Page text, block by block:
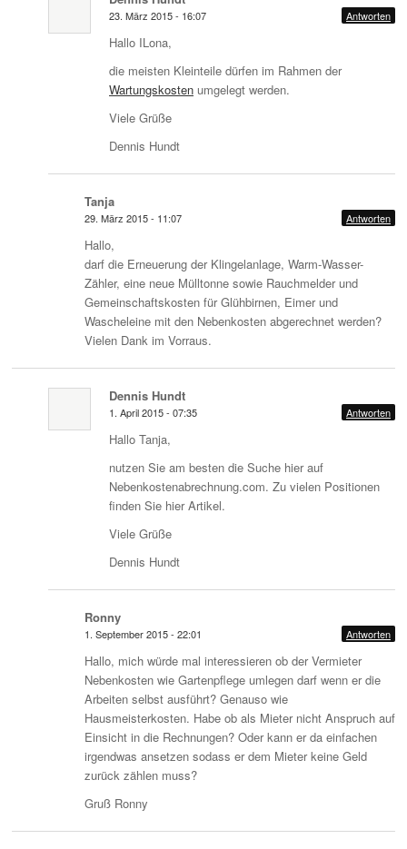
23. März 2015 - 16:07 Antworten
Hallo ILona,
die meisten Kleinteile dürfen im Rahmen der
Wartungskosten umgelegt werden.
Viele Grüße
Dennis Hundt
Tanja
29. März 2015 - 11:07 Antworten
Hallo,
darf die Erneuerung der Klingelanlage, Warm-Wasser-
Zähler, eine neue Mülltonne sowie Rauchmelder und
Gemeinschaftskosten für Glühbirnen, Eimer und
Wascheleine mit den Nebenkosten abgerechnet werden?
Vielen Dank im Vorraus.
Dennis Hundt
1. April 2015 - 07:35 Antworten
Hallo Tanja,
nutzen Sie am besten die Suche hier auf
Nebenkostenabrechnung.com. Zu vielen Positionen
finden Sie hier Artikel.
Viele Grüße
Dennis Hundt
Ronny
1. September 2015 - 22:01 Antworten
Hallo, mich würde mal interessieren ob der Vermieter
Nebenkosten wie Gartenpflege umlegen darf wenn er die
Arbeiten selbst ausführt? Genauso wie
Hausmeisterkosten. Habe ob als Mieter nicht Anspruch auf
Einsicht in die Rechnungen? Oder kann er da einfachen
irgendwas ansetzen sodass er dem Mieter keine Geld
zurück zählen muss?
Gruß Ronny